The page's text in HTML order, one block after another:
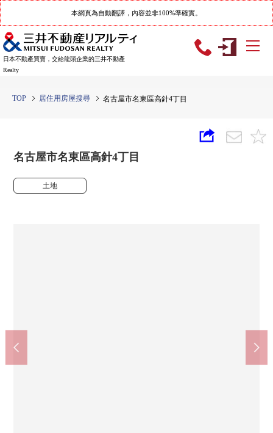
本網頁為自動翻譯，內容並非100%準確實。
日本不動產買賣，交給龍頭企業的三井不動產
Realty
TOP 居住用房屋搜尋 名古屋市名東區高針4丁目
名古屋市名東區高針4丁目
土地